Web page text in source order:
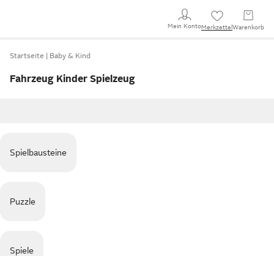
Mein KontoMerkzettel Warenkorb
Startseite Baby & Kind
Fahrzeug Kinder Spielzeug
Spielbausteine
Puzzle
Spiele